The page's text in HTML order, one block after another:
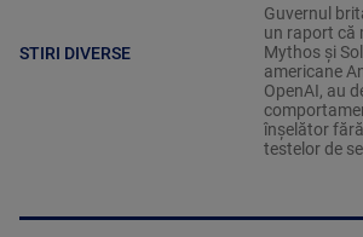
STIRI DIVERSE
Guvernul
un raport că
Mythos şi
americane
OpenAI, au
înşelător
testelor de